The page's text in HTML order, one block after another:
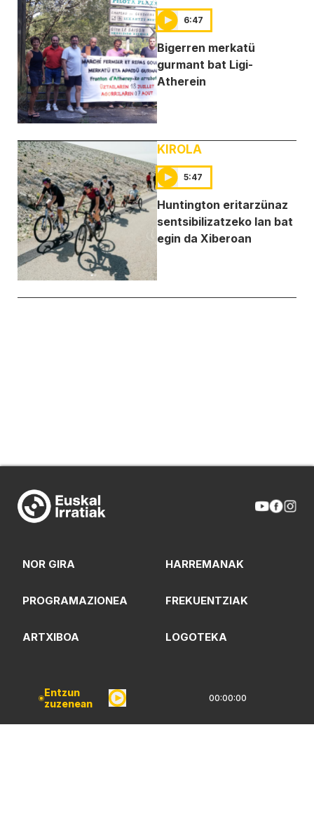
Entzun
zuzenean
00:00:00
6:47
Bigerren merkatü
gurmant bat Ligi-
Atherein
KIROLA
5:47
Huntington eritarzünaz
sentsibilizatzeko lan bat
egin da Xiberoan
NOR GIRA HARREMANAK
PROGRAMAZIONEA FREKUENTZIAK
ARTXIBOA LOGOTEKA